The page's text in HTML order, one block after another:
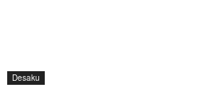
Desaku